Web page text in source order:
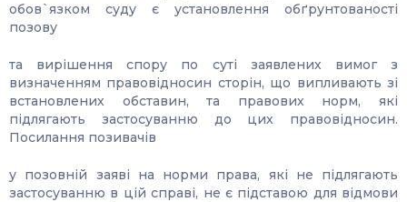
обов`язком суду є установлення обґрунтованості
позову
та вирішення спору по суті заявлених вимог з
визначенням правовідносин сторін, що випливають зі
встановлених обставин, та правових норм, які
підлягають застосуванню до цих правовідносин.
Посилання позивачів
у позовній заяві на норми права, які не підлягають
застосуванню в цій справі, не є підставою для відмови